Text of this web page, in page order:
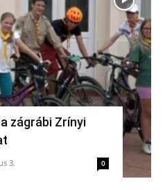
zágrábi Zrínyi
3. 0